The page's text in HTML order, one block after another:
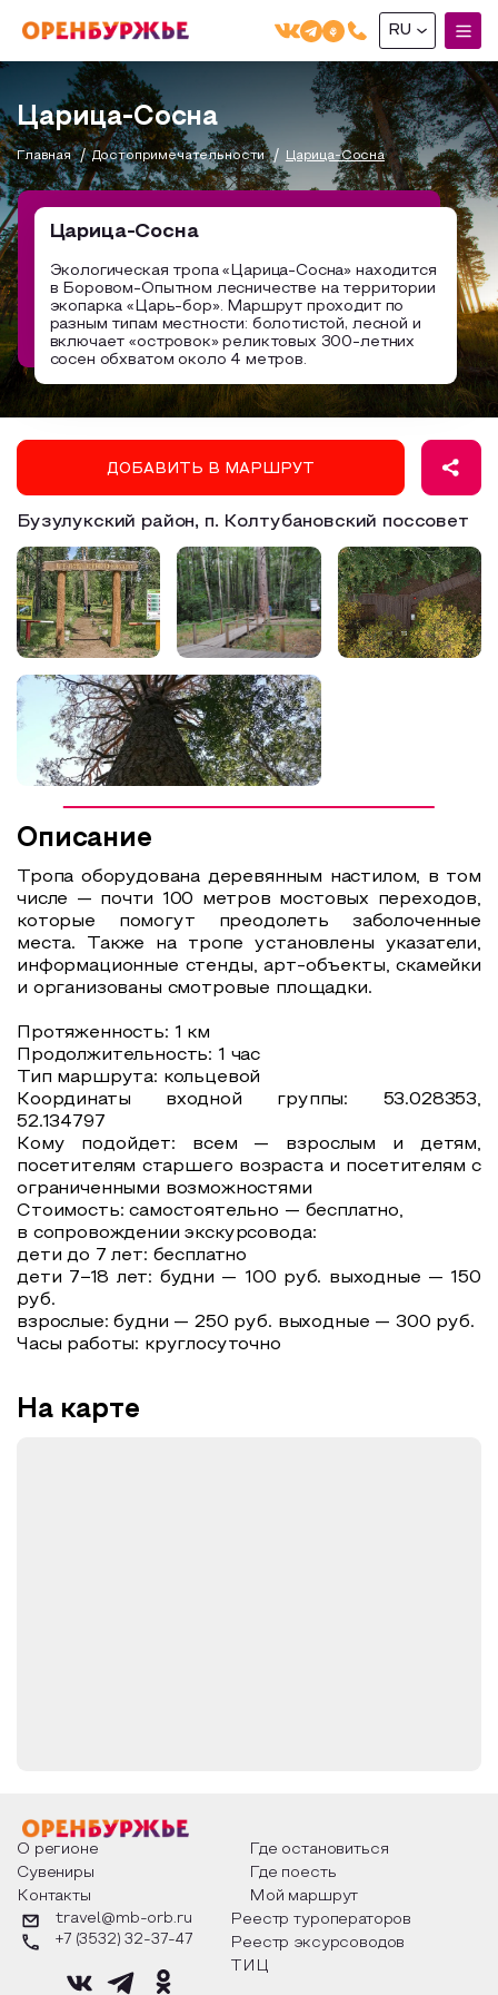
О РЕГИОНЕ
О регионе
Бузулук и Бузулукский район
Соль-Илецкий район
Саракташский район
МОЙ МАРШРУТ
Маршруты от туроператоров
Промышленный туризм
Пешеходный туризм
Сельский туризм
Образовательный туризм
Аттестованные экскурсоводы
Маршруты от экскурсоводов
Все маршруты
Доступная среда
ГДЕ ПОЕСТЬ
ГДЕ ОСТАНОВИТЬСЯ
СУВЕНИРЫ
НАЦИОНАЛЬНЫЙ ТУРИСТСКИЙ МАРШРУТ
RU
English(EN)
Русский(RU)
Царица-Сосна
Главная Достопримечательности Царица-Сосна
Царица-Сосна
Экологическая тропа «Царица-Сосна» находится
в Боровом-Опытном лесничестве на территории
экопарка «Царь-бор». Маршрут проходит по
разным типам местности: болотистой, лесной и
включает «островок» реликтовых 300-летних
сосен обхватом около 4 метров.
ДОБАВИТЬ В МАРШРУТ
Бузулукский район, п. Колтубановский поссовет
Описание
Тропа оборудована деревянным настилом, в том
числе — почти 100 метров мостовых переходов,
которые помогут преодолеть заболоченные
места. Также на тропе установлены указатели,
информационные стенды, арт-объекты, скамейки
и организованы смотровые площадки.
Протяженность: 1 км
Продолжительность: 1 час
Тип маршрута: кольцевой
Координаты входной группы: 53.028353,
52.134797
Кому подойдет: всем — взрослым и детям,
посетителям старшего возраста и посетителям с
ограниченными возможностями
Стоимость: самостоятельно — бесплатно,
в сопровождении экскурсовода:
дети до 7 лет: бесплатно
дети 7−18 лет: будни — 100 руб. выходные — 150
руб.
взрослые: будни — 250 руб. выходные — 300 руб.
Часы работы: круглосуточно
На карте
О регионе
Где остановиться
Сувениры
Где поесть
Контакты
Мой маршрут
travel@mb-orb.ru
+7 (3532) 32-37-47
Реестр туроператоров
Реестр эксурсоводов
ТИЦ